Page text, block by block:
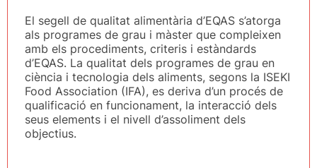
El segell de qualitat alimentària d’EQAS s’atorga
als programes de grau i màster que compleixen
amb els procediments, criteris i estàndards
d’EQAS. La qualitat dels programes de grau en
ciència i tecnologia dels aliments, segons la ISEKI
Food Association (IFA), es deriva d’un procés de
qualificació en funcionament, la interacció dels
seus elements i el nivell d’assoliment dels
objectius.